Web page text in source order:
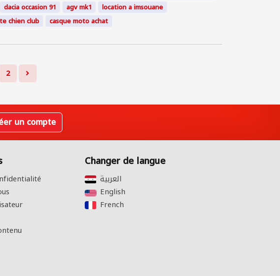
dacia occasion 91 agv mk1
location a imsouane
chien club casque moto achat
2
un compte
Changer de langue
English‎
French‎